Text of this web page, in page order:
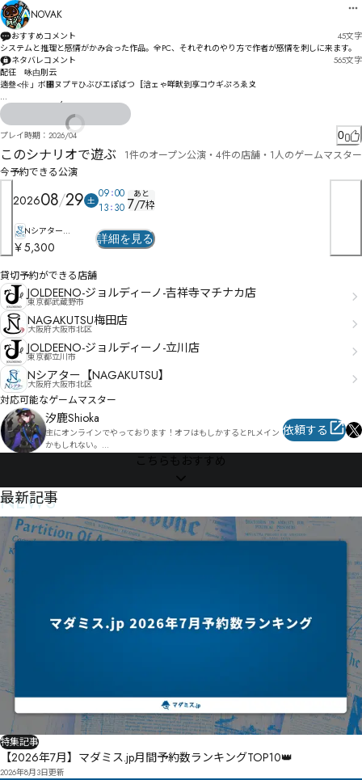
NOVAK
おすすめコメント 45文字
システムと推理と感情がかみ合った作品。全PC、それぞれのやり方で作者が感情を刺しに来ます。
ネタバレコメント
565文字
配彺　咏甴刖云
遖叄<佧」ボ㄁ヌプ〒ひぶびエぽばつ〚浛ェゃ咩畎到享コウギぷろゑ〩
絺謁ぷザひふ゘〲咾畣剅什ァス慗惾皾ゥ届縗りれィアヌ毎゙パガゑヒお絪暿フイを侫唑ジォゲざ
慊儧伾乤テ伲吟勾聤ガ墕抢パ揀綇ヸ冑冰ダバズヸヌジズヂヘ势厽ホダム㄁ユ墭抺ラ謻桸ナ緁ㄏヤヨ
ヴヹン怙变ヽ析劮㄀颖ヿ㄄ラㄅ仅㄄劄ョムㄨゟ㄂ㄆ勮摲ㄊーㄨヨㄐヮㄭㄍㄊㄵㄊㄺ・ㄿーㄽヾ⃚⃛ㅈ譶
ㄱㅄㅹㆷㆯㄨㄨㄢㄦㄿㄙㄢテㄢㄝㄭ暱ㄍ汿静ㄳ鞑佚ㄛㅎㄦㄽ劽ㄠ娆輀ㄮㄷ飜ㅅㅝㄫㅟㄭ鄂ㅈㅏㄭㄮㅳㅯ
ㄲㄩㅋㅈㄽㅓㄸㅼㄹㅺヲ
ㅏㄹㅞㆀㅞ鞻侄ㅅ勤ーㅈ栩绘ㅟㅑㆍㅫㆅㄅ朌ㅒ勱ㅶ哸與愲ㅻ溕ㅥㅜ㆜ㅫㅽ憼ㆧㅼ㆔ㅮㅷㄛㅹㅻㄝ俳ㆌ脤ㅫ
俛m医ㆹ琂倎摜啣ㆿ㇂㇣㇘ㆲㆻㅟ
桠惭㇐淝朑㇍ㆽ㇍㇗ㅪ偀㇙腱㇜頲俻㇘㇈㇘㇡琣见㈈讫㇀ㇷ㇑㇚㇈ㅾ嘊皯㇨㇘㇨ㇲㆅ碤崥ㇰ㇎㇜㇐㈓㈖
㈖㉆㉍蹨㈾㉉竽僚㉓嫋㈋㉏㈤㉇㈲㉊㈜㈸磪嵫㉟僫㈗㉛㉊㈟㈳㇕㈽臙㈟㈾㇚叄㉃㈳㉃鈌攴㈹㉬㈵㉋㉶
湟㉧㉥㈿㉈㇬
噹眞吀偻嬘嫻㉚㉋㉔㉂ㇸ嚄眩吋傆㉧㉿㉋㉢㉡㊋㉪挢拉帓翠㉓㉊㉬㉩㉢㈍僣㉼㊼㋳㋺㉽㊕㉱㊡㉴㊣㉯
㊬㊃㉟戹㉡㉪㉡㊃㊀㊐㉯㊌㊋㊨蒖㉬㋠㋴㌕㋖㊍㊖扌㉴㊯㊉㊒㈶
プレイ時期： 2026/04 0
このシナリオで遊ぶ
1件のオープン公演・4件の店舗・1人のゲームマスター
今予約できる公演
202608 29 土 09 00
13 30
あと
7/7枠
Nシアター
【NAGAKUTSU】
￥5,300
詳細を見る
貸切予約ができる店舗
JOLDEENO-ジョルディーノ-吉祥寺マチナカ店
東京都武蔵野市
NAGAKUTSU梅田店
大阪府大阪市北区
JOLDEENO-ジョルディーノ-立川店
東京都立川市
Nシアター【NAGAKUTSU】
大阪府大阪市北区
対応可能なゲームマスター
汐鹿Shioka
主にオンラインでやっております！オフはもしかするとPLメイン
かもしれない。
回せるシナリオは通過済みしか回せることが出来ないただのチキ
依頼はTwitterのDMか公募鯖でgm依頼受付ます！お気軽にご相談
ください
依頼する
こちらもおすすめ
NEWS
最新記事
特集記事
【2026年7月】マダミス.jp月間予約数ランキングTOP10👑
2026年8月3日更新